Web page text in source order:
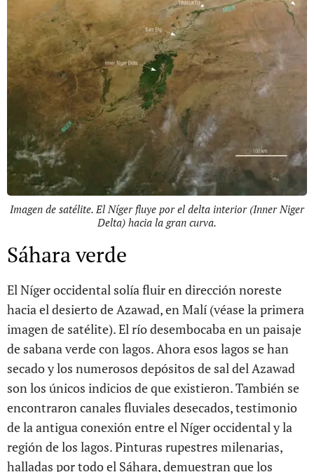
Imagen de satélite. El Níger fluye por el delta interior (Inner Niger
Delta) hacia la gran curva.
Sáhara verde
El Níger occidental solía fluir en dirección noreste
hacia el desierto de Azawad, en Malí (véase la primera
imagen de satélite). El río desembocaba en un paisaje
de sabana verde con lagos. Ahora esos lagos se han
secado y los numerosos depósitos de sal del Azawad
son los únicos indicios de que existieron. También se
encontraron canales fluviales desecados, testimonio
de la antigua conexión entre el Níger occidental y la
región de los lagos. Pinturas rupestres milenarias,
halladas por todo el Sáhara, demuestran que los